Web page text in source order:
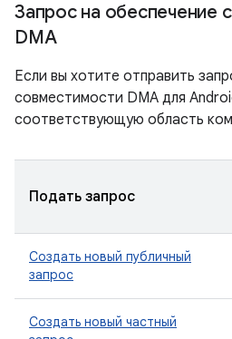
Запрос на обеспечение
DMA
Если вы хотите отправить
совместимости DMA для
соответствующую область
Подать запрос
Создать новый публичный
запрос
Создать новый частный